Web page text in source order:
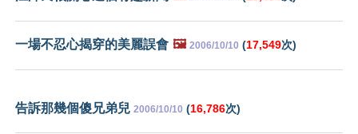
一場不忍心揭穿的美麗誤會 🖼️ 2006/10/10 (17,549次)
告訴那幾個傻兄弟兒 2006/10/10 (16,786次)